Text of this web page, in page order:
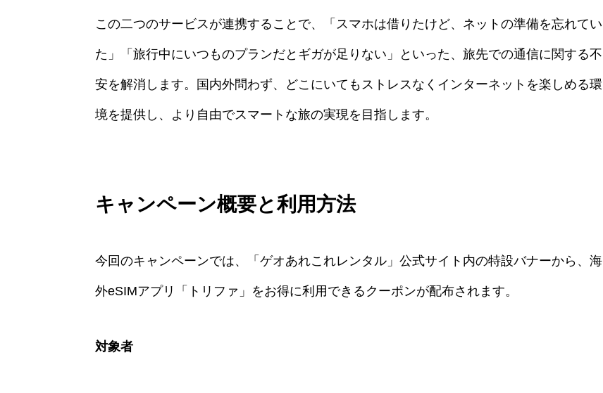
この二つのサービスが連携することで、「スマホは借りたけど、ネットの準備を忘れてい
た」「旅行中にいつものプランだとギガが足りない」といった、旅先での通信に関する不
安を解消します。国内外問わず、どこにいてもストレスなくインターネットを楽しめる環
境を提供し、より自由でスマートな旅の実現を目指します。
キャンペーン概要と利用方法
今回のキャンペーンでは、「ゲオあれこれレンタル」公式サイト内の特設バナーから、海
外eSIMアプリ「トリファ」をお得に利用できるクーポンが配布されます。
対象者